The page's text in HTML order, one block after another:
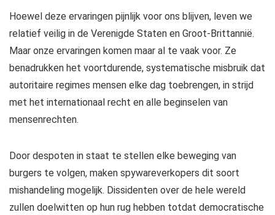
Hoewel deze ervaringen pijnlijk voor ons blijven, leven we
relatief veilig in de Verenigde Staten en Groot-Brittannië.
Maar onze ervaringen komen maar al te vaak voor. Ze
benadrukken het voortdurende, systematische misbruik dat
autoritaire regimes mensen elke dag toebrengen, in strijd
met het internationaal recht en alle beginselen van
mensenrechten.
Door despoten in staat te stellen elke beweging van
burgers te volgen, maken spywareverkopers dit soort
mishandeling mogelijk. Dissidenten over de hele wereld
zullen doelwitten op hun rug hebben totdat democratische